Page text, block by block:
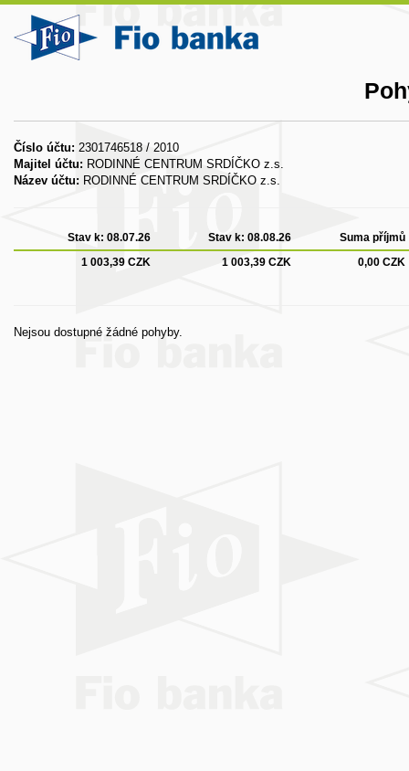
Číslo účtu: 2301746518 / 2010
Majitel účtu: RODINNÉ CENTRUM SRDÍČKO z.s.
Název účtu: RODINNÉ CENTRUM SRDÍČKO z.s.
Stav k: 08.07.26 Stav k: 08.08.26
Suma příjmů
1 003,39 CZK
1 003,39 CZK 0,00 CZK
Nejsou dostupné žádné pohyby.